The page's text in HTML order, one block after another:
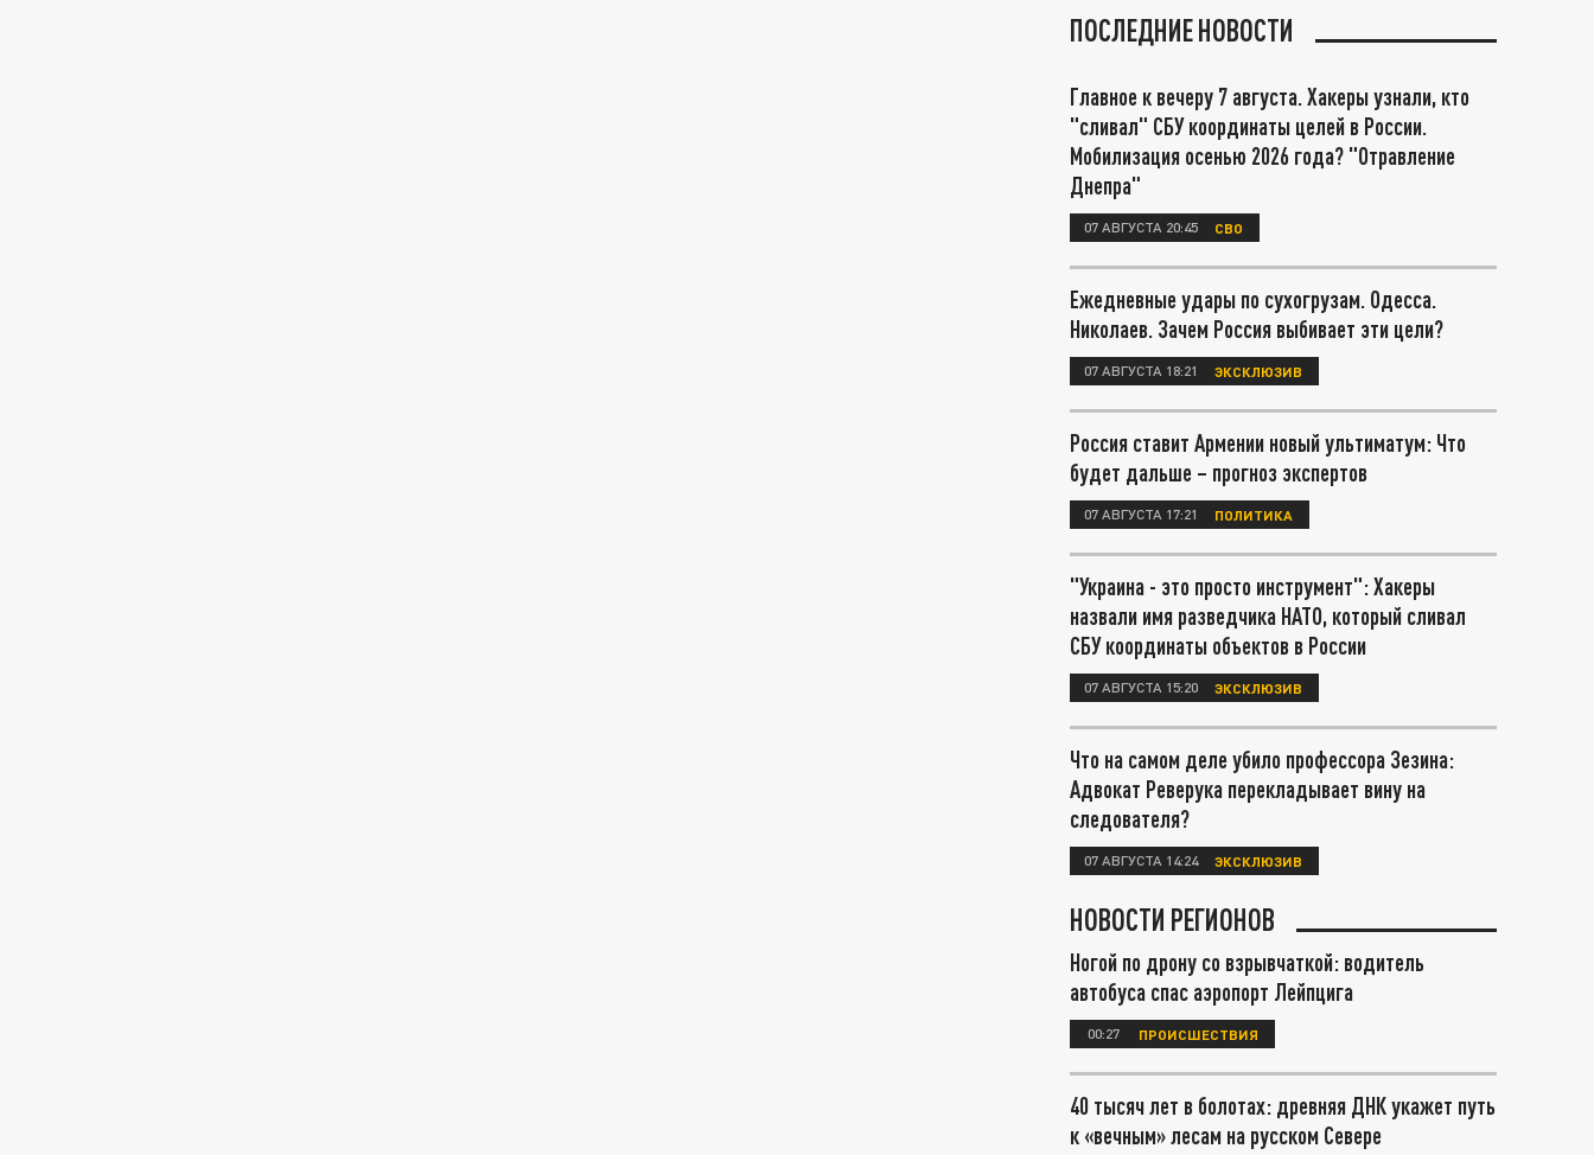
ПОСЛЕДНИЕ НОВОСТИ
Главное к вечеру 7 августа. Хакеры узнали, кто
"сливал" СБУ координаты целей в России.
Мобилизация осенью 2026 года? "Отравление
Днепра"
07 АВГУСТА 20:45 СВО
Ежедневные удары по сухогрузам. Одесса.
Николаев. Зачем Россия выбивает эти цели?
07 АВГУСТА 18:21 ЭКСКЛЮЗИВ
Россия ставит Армении новый ультиматум: Что
будет дальше – прогноз экспертов
07 АВГУСТА 17:21 ПОЛИТИКА
"Украина - это просто инструмент": Хакеры
назвали имя разведчика НАТО, который сливал
СБУ координаты объектов в России
07 АВГУСТА 15:20 ЭКСКЛЮЗИВ
Что на самом деле убило профессора Зезина:
Адвокат Реверука перекладывает вину на
следователя?
07 АВГУСТА 14:24 ЭКСКЛЮЗИВ
НОВОСТИ РЕГИОНОВ
Ногой по дрону со взрывчаткой: водитель
автобуса спас аэропорт Лейпцига
00:27 ПРОИСШЕСТВИЯ
40 тысяч лет в болотах: древняя ДНК укажет путь
к «вечным» лесам на русском Севере